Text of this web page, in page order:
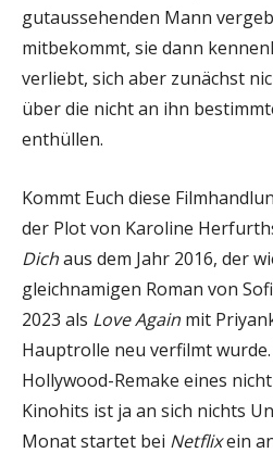
gutaussehenden Mann
mitbekommt, sie dann
verliebt, sich aber zunächst
über die nicht an ihn
enthüllen.
Kommt Euch diese
der Plot von Karoline
Dichaus dem Jahr 2016, der
gleichnamigen Roman von
2023 als Love Again mit
Hauptrolle neu verfilmt wurde.
Hollywood-Remake eines
Kinohits ist ja an sich nichts
Monat startet bei Netflixein